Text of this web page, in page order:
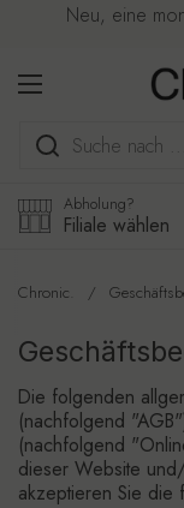
Zum Inhalt springen
Neu, eine
Menü öffnen
Abholung?
Filiale wählen
Chronic. /
Die folgenden
(nachfolgend
(nachfolgend
dieser Website
akzeptieren Sie die